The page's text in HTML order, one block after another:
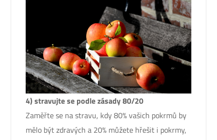
4) stravujte se podle zásady 80/20
Zaměřte se na stravu, kdy 80% vašich pokrmů by
mělo být zdravých a 20% můžete hřešit i pokrmy,